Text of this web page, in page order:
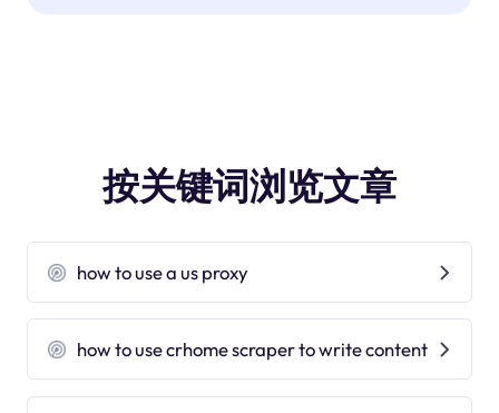
按关键词浏览文章
how to use a us proxy
how to use crhome scraper to write content